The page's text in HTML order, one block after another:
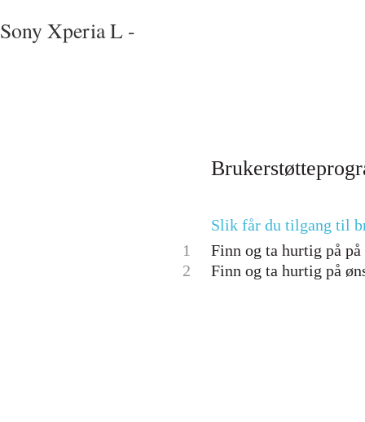
Sony Xperia L -
Slik får du tilgang til
1
Finn og ta hurtig på
2
Finn og ta hurtig på